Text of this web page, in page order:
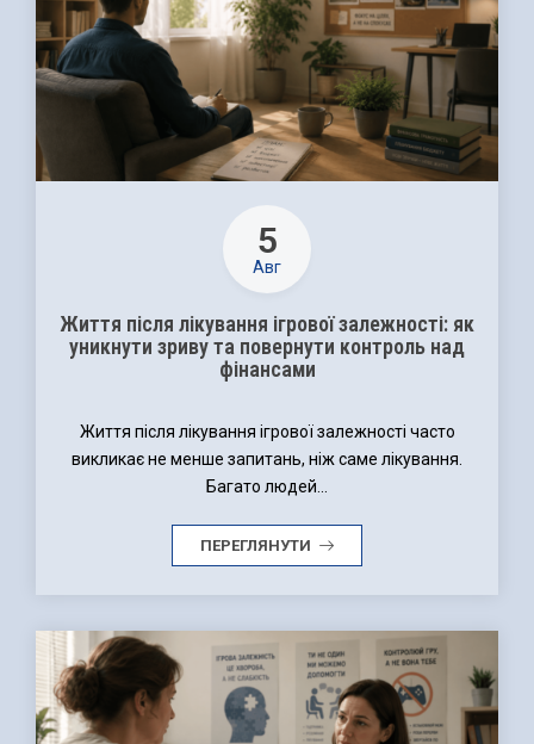
5
Авг
Життя після лікування ігрової залежності: як
уникнути зриву та повернути контроль над
фінансами
Життя після лікування ігрової залежності часто
викликає не менше запитань, ніж саме лікування.
Багато людей...
ПЕРЕГЛЯНУТИ